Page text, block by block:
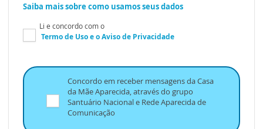
Saiba mais sobre como usamos seus dados
Li e concordo com o
Termo de Usoe oAviso de Privacidade
Concordo em receber mensagens da Casa
da Mãe Aparecida, através do grupo
Santuário Nacional e Rede Aparecida de
Comunicação